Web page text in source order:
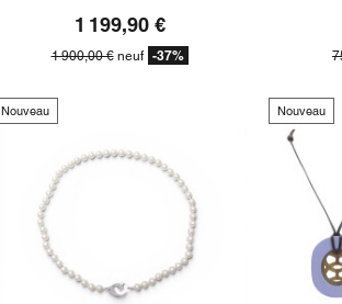
1 199,90 €
1 900,00 €neuf -37%
Nouveau Nouveau